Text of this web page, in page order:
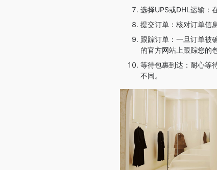
选择UPS或DHL运输：
提交订单：核对订单信
跟踪订单：一旦订单被
的官方网站上跟踪您的
等待包裹到达：耐心等
不同。